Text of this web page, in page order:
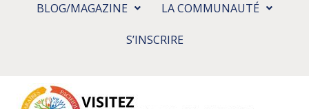
BLOG/MAGAZINE LA COMMUNAUTÉ
S’INSCRIRE